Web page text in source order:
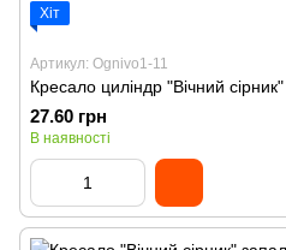
Хіт
Артикул: Ognivo1-11
Кресало циліндр "Вічний
27.60 грн
В наявності